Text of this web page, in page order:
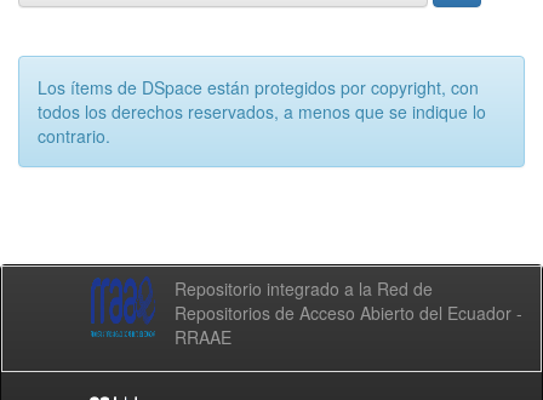
Los ítems de DSpace están protegidos por copyright, con
todos los derechos reservados, a menos que se indique lo
contrario.
Repositorio integrado a la Red de
Repositorios de Acceso Abierto del Ecuador -
RRAAE